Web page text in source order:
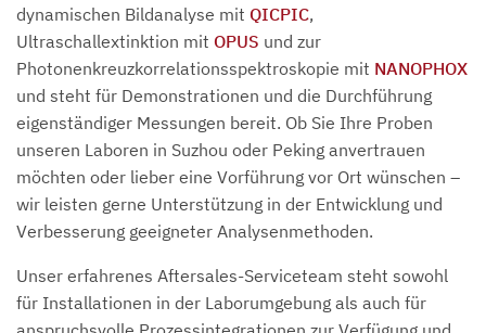
dynamischen Bildanalyse mit QICPIC,
Ultraschallextinktion mit OPUS und zur
Photonenkreuzkorrelationsspektroskopie mit NANOPHOX
und steht für Demonstrationen und die Durchführung
eigenständiger Messungen bereit. Ob Sie Ihre Proben
unseren Laboren in Suzhou oder Peking anvertrauen
möchten oder lieber eine Vorführung vor Ort wünschen –
wir leisten gerne Unterstützung in der Entwicklung und
Verbesserung geeigneter Analysenmethoden.
Unser erfahrenes Aftersales-Serviceteam steht sowohl
für Installationen in der Laborumgebung als auch für